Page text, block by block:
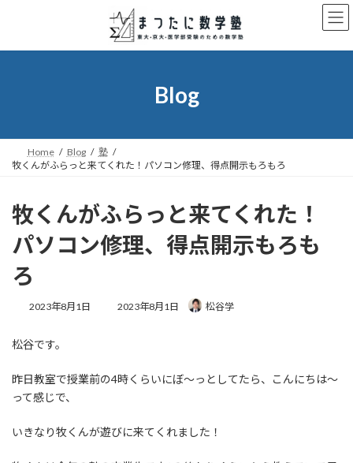
ン
ー
Blog
Home Blog
塾
牧くんがふらっと来てくれた！パソコン修理、得点開示もろもろ
牧くんがふらっと来てくれた！
パソコン修理、得点開示もろも
ろ
2023年8月1日
最
時
:
2023年8月1日 松谷学
松谷です。
昨日教室で授業前の4時くらいにぼ～っとしてたら、こんにちは～
って感じで、
いきなり牧くんが遊びに来てくれました！